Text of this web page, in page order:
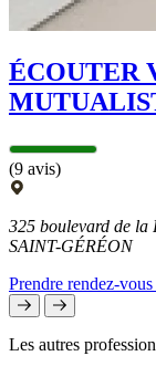
ÉCOUTER
(9 avis)
325 boulevard de
SAINT-GÉRÉON
Prendre rendez-vous
Les autres